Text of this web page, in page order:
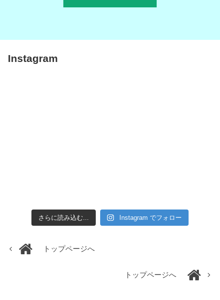
Instagram
さらに読み込む... Instagram でフォロー
トップページへ
トップページへ